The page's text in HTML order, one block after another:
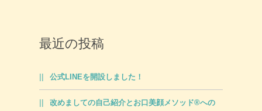
最近の投稿
公式LINEを開設しました！
改めましての自己紹介とお口美顔メソッド®への